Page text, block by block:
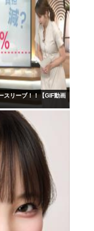
リーブ！！【GIF動画